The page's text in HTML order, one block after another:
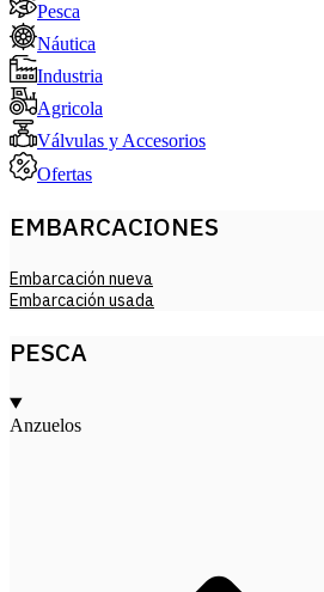
Pesca
Náutica
Industria
Agricola
Válvulas y Accesorios
Ofertas
EMBARCACIONES
Embarcación nueva
Embarcación usada
PESCA
Anzuelos